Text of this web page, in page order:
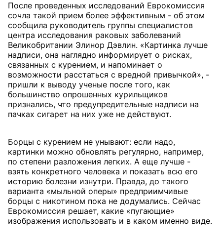
После проведенных исследований Еврокомиссия
сочла такой прием более эффективным - об этом
сообщила руководитель группы специалистов
центра исследования раковых заболеваний
Великобритании Элинор Дэвлин. «Картинка лучше
надписи, она наглядно информирует о рисках,
связанных с курением, и напоминает о
возможности расстаться с вредной привычкой», -
пришли к выводу ученые после того, как
большинство опрошенных курильщиков
признались, что предупредительные надписи на
пачках сигарет на них уже не действуют.
Борцы с курением не унывают: если надо,
картинки можно обновлять регулярно, например,
по степени разложения легких. А еще лучше -
взять конкретного человека и показать всю его
историю болезни изнутри. Правда, до такого
варианта «мыльной оперы» предприимчивые
борцы с никотином пока не додумались. Сейчас
Еврокомиссия решает, какие «пугающие»
изображения использовать и в каком именно виде.